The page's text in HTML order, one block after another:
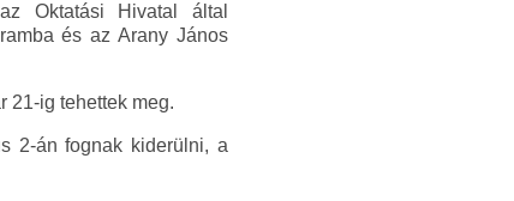
Oktatási Hivatal által
és az Arany János
21-ig tehettek meg.
2-án fognak kiderülni, a